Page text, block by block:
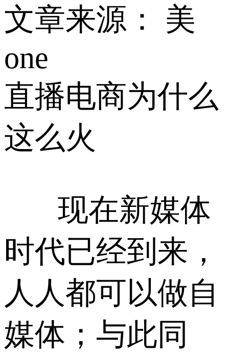
文章来源： 美
one
直播电商为什么
这么火
现在新媒体
时代已经到来，
人人都可以做自
媒体；与此同